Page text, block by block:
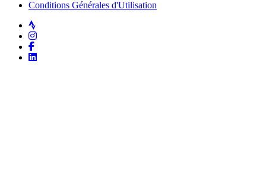
Conditions Générales d'Utilisation
Strava
Instagram
Facebook
LinkedIn